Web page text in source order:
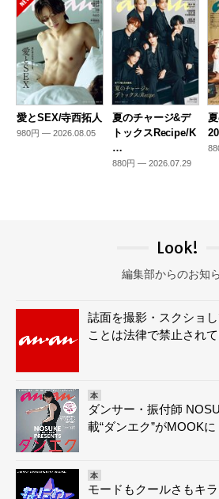
愛とSEX/寺西拓人
980円 — 2026.08.05
夏のチャージ&デ
トックスRecipe/K
…
880円 — 2026.07.29
Look!
編集部からのお知
誌面を撮影・スクショ
ことは法律で禁止されて
本
ダンサー・振付師
載“ダンエク”がMOOKに
本
モードもクールさもキ